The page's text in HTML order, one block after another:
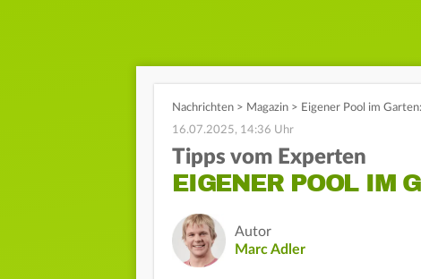
Nachrichten > Magazin > Eigener Pool im
16.07.2025, 14:36 Uhr
Tipps vom Experten
EIGENER POOL IM
Autor
Marc Adler